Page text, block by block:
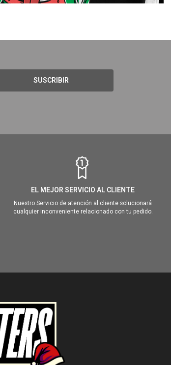
SUSCRIBIR
EL MEJOR SERVICIO AL CLIENTE
Nuestro Servicio de atención al cliente solucionará
cualquier inconveniente relacionado con tu pedido.